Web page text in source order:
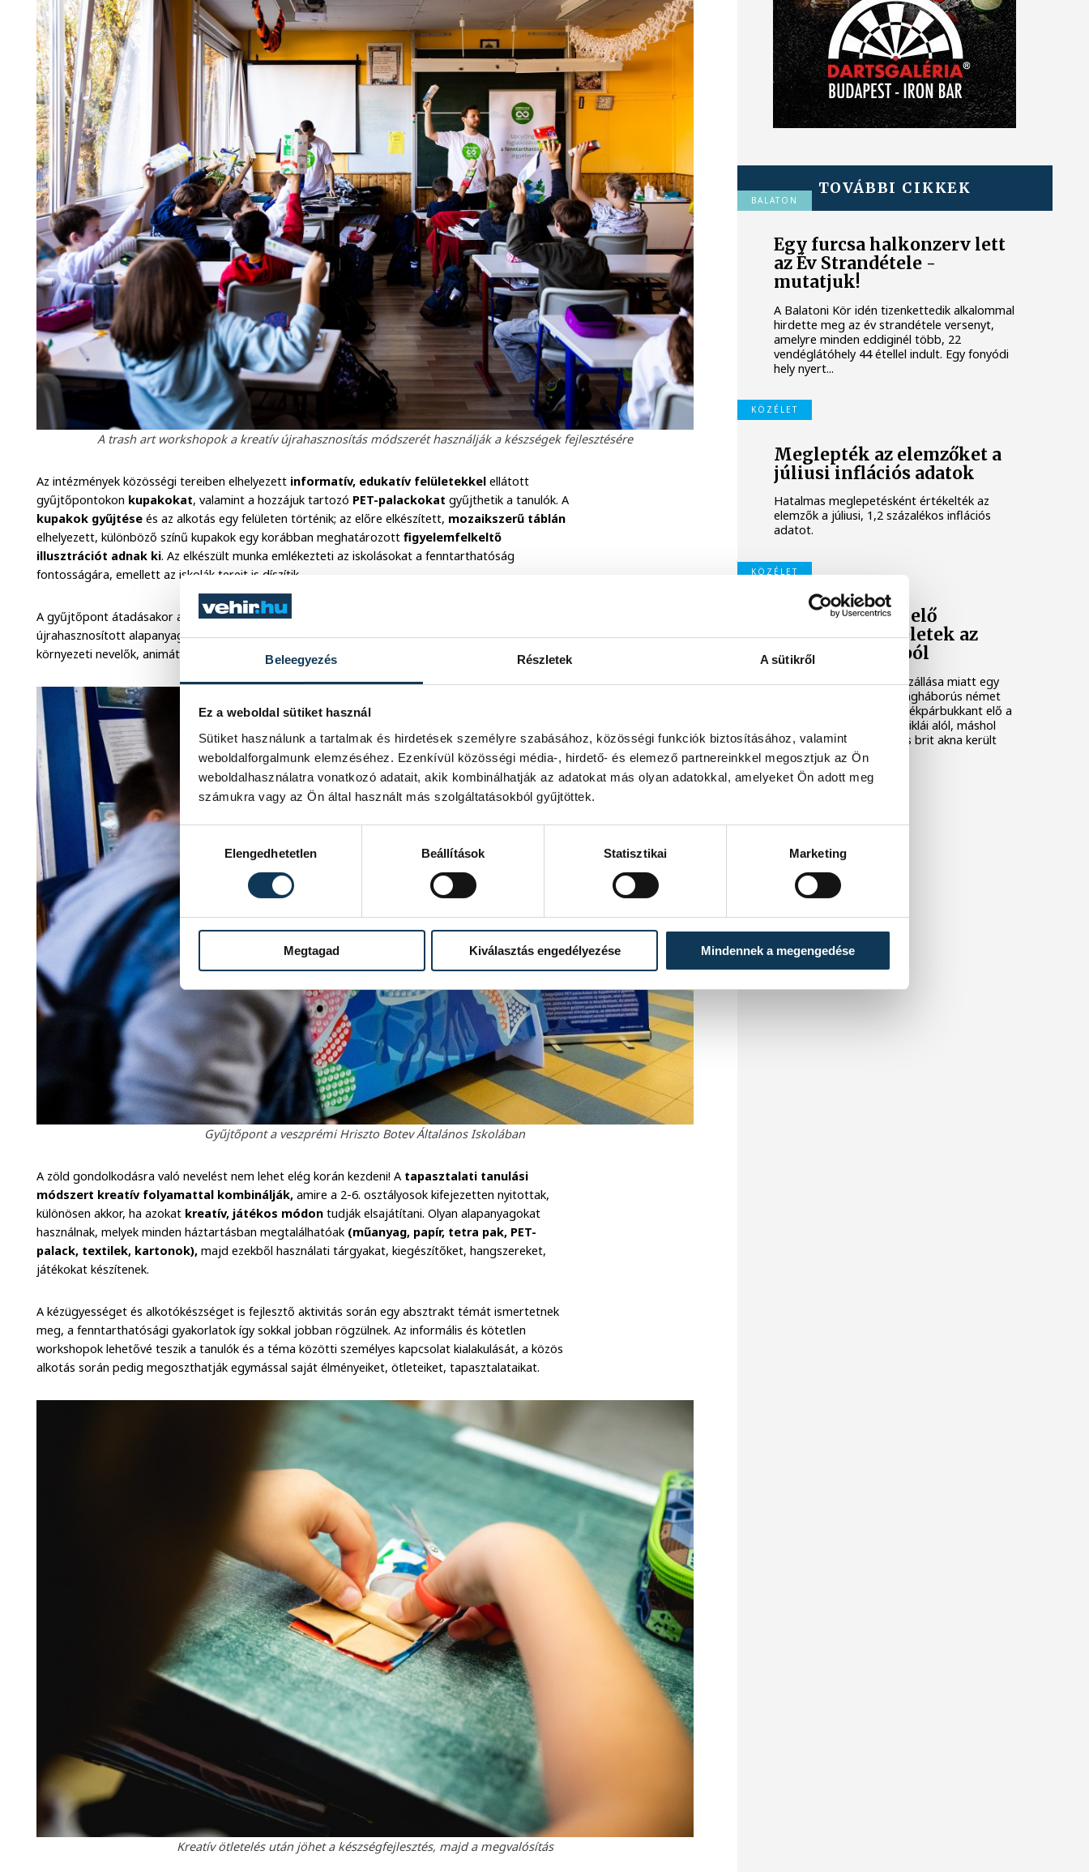
Beleegyezés Részletek A sütikről
Ez a weboldal sütiket használ
Sütiket használunk a tartalmak és hirdetések személyre szabásához, közösségi funkciók biztosításához, valamint
weboldalforgalmunk elemzéséhez. Ezenkívül közösségi média-, hirdető- és elemező partnereinkkel megosztjuk az Ön
weboldalhasználatra vonatkozó adatait, akik kombinálhatják az adatokat más olyan adatokkal, amelyeket Ön adott meg
számukra vagy az Ön által használt más szolgáltatásokból gyűjtöttek.
Elengedhetetlen
Beállítások Statisztikai Marketing
Megtagad Kiválasztás engedélyezése Mindennek a megengedése
A trash art workshopok a kreatív újrahasznosítás módszerét használják a készségek fejlesztésére
Az intézmények közösségi tereiben elhelyezett informatív, edukatív felületekkelellátott
gyűjtőpontokon kupakokat, valamint a hozzájuk tartozó PET-palackokatgyűjthetik a tanulók. A
kupakok gyűjtéseés az alkotás egy felületen történik; az előre elkészített, mozaikszerű táblán
elhelyezett, különböző színű kupakok egy korábban meghatározottfigyelemfelkeltő
illusztrációt adnak ki. Az elkészült munka emlékezteti az iskolásokat a fenntarthatóság
fontosságára, emellett az iskolák tereit is díszítik.
A gyűjtőpont átadásakor a diákok két tanóra hosszúságúra tervezett workshop során
újrahasznosított alapanyagok felhasználásával kis használati tárgyakat, dekorációkat készítenek
környezeti nevelők, animátorok segítségével.
Gyűjtőpont a veszprémi Hriszto Botev Általános Iskolában
A zöld gondolkodásra való nevelést nem lehet elég korán kezdeni! A tapasztalati tanulási
módszert kreatív folyamattal kombinálják, amire a 2-6. osztályosok kifejezetten nyitottak,
különösen akkor, ha azokat kreatív, játékos módon tudják elsajátítani. Olyan alapanyagokat
használnak, melyek minden háztartásban megtalálhatóak (műanyag, papír, tetra pak, PET-
palack, textilek, kartonok), majd ezekből használati tárgyakat, kiegészítőket, hangszereket,
játékokat készítenek.
A kézügyességet és alkotókészséget is fejlesztő aktivitás során egy absztrakt témát ismertetnek
meg, a fenntarthatósági gyakorlatok így sokkal jobban rögzülnek. Az informális és kötetlen
workshopok lehetővé teszik a tanulók és a téma közötti személyes kapcsolat kialakulását, a közös
alkotás során pedig megoszthatják egymással saját élményeiket, ötleteiket, tapasztalataikat.
Kreatív ötletelés után jöhet a készségfejlesztés, majd a megvalósítás
TOVÁBBI CIKKEK
BALATON
Egy furcsa halkonzerv lett
az Év Strandétele -
mutatjuk!
A Balatoni Kör idén tizenkettedik alkalommal
hirdette meg az év strandétele versenyt,
amelyre minden eddiginél több, 22
vendéglátóhely 44 étellel indult. Egy fonyódi
hely nyert...
KÖZÉLET
Meglepték az elemzőket a
júliusi inflációs adatok
Hatalmas meglepetésként értékelték az
elemzők a júliusi, 1,2 százalékos inflációs
adatot.
KÖZÉLET
Sorra kerülnek elő
világháborús leletek az
alacsony Dunából
A folyó rekordalacsony vízállása miatt egy
csaknem komplett, II. világháborús német
DKW NZ 350-1 motorkerékpárbukkant elő a
Batthyány téri rakpart sziklái alól, máshol
pedig egy közel féltonnás brit akna került
elő.